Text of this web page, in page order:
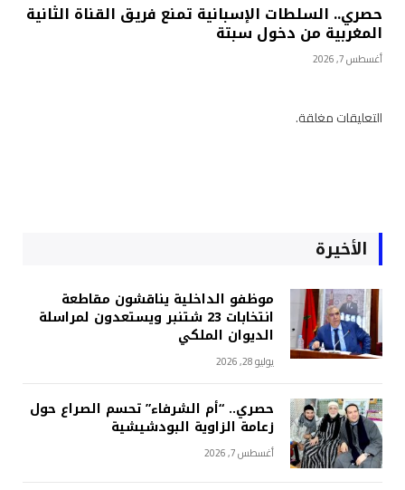
حصري.. السلطات الإسبانية تمنع فريق القناة الثانية
المغربية من دخول سبتة
أغسطس 7, 2026
التعليقات مغلقة.
الأخيرة
موظفو الداخلية يناقشون مقاطعة
انتخابات 23 شتنبر ويستعدون لمراسلة
الديوان الملكي
يوليو 28, 2026
حصري.. “أم الشرفاء” تحسم الصراع حول
زعامة الزاوية البودشيشية
أغسطس 7, 2026